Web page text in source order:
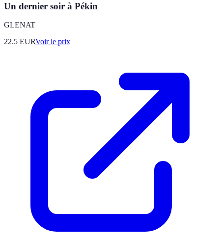
Un dernier soir à Pékin
GLENAT
22.5 EURVoir le prix